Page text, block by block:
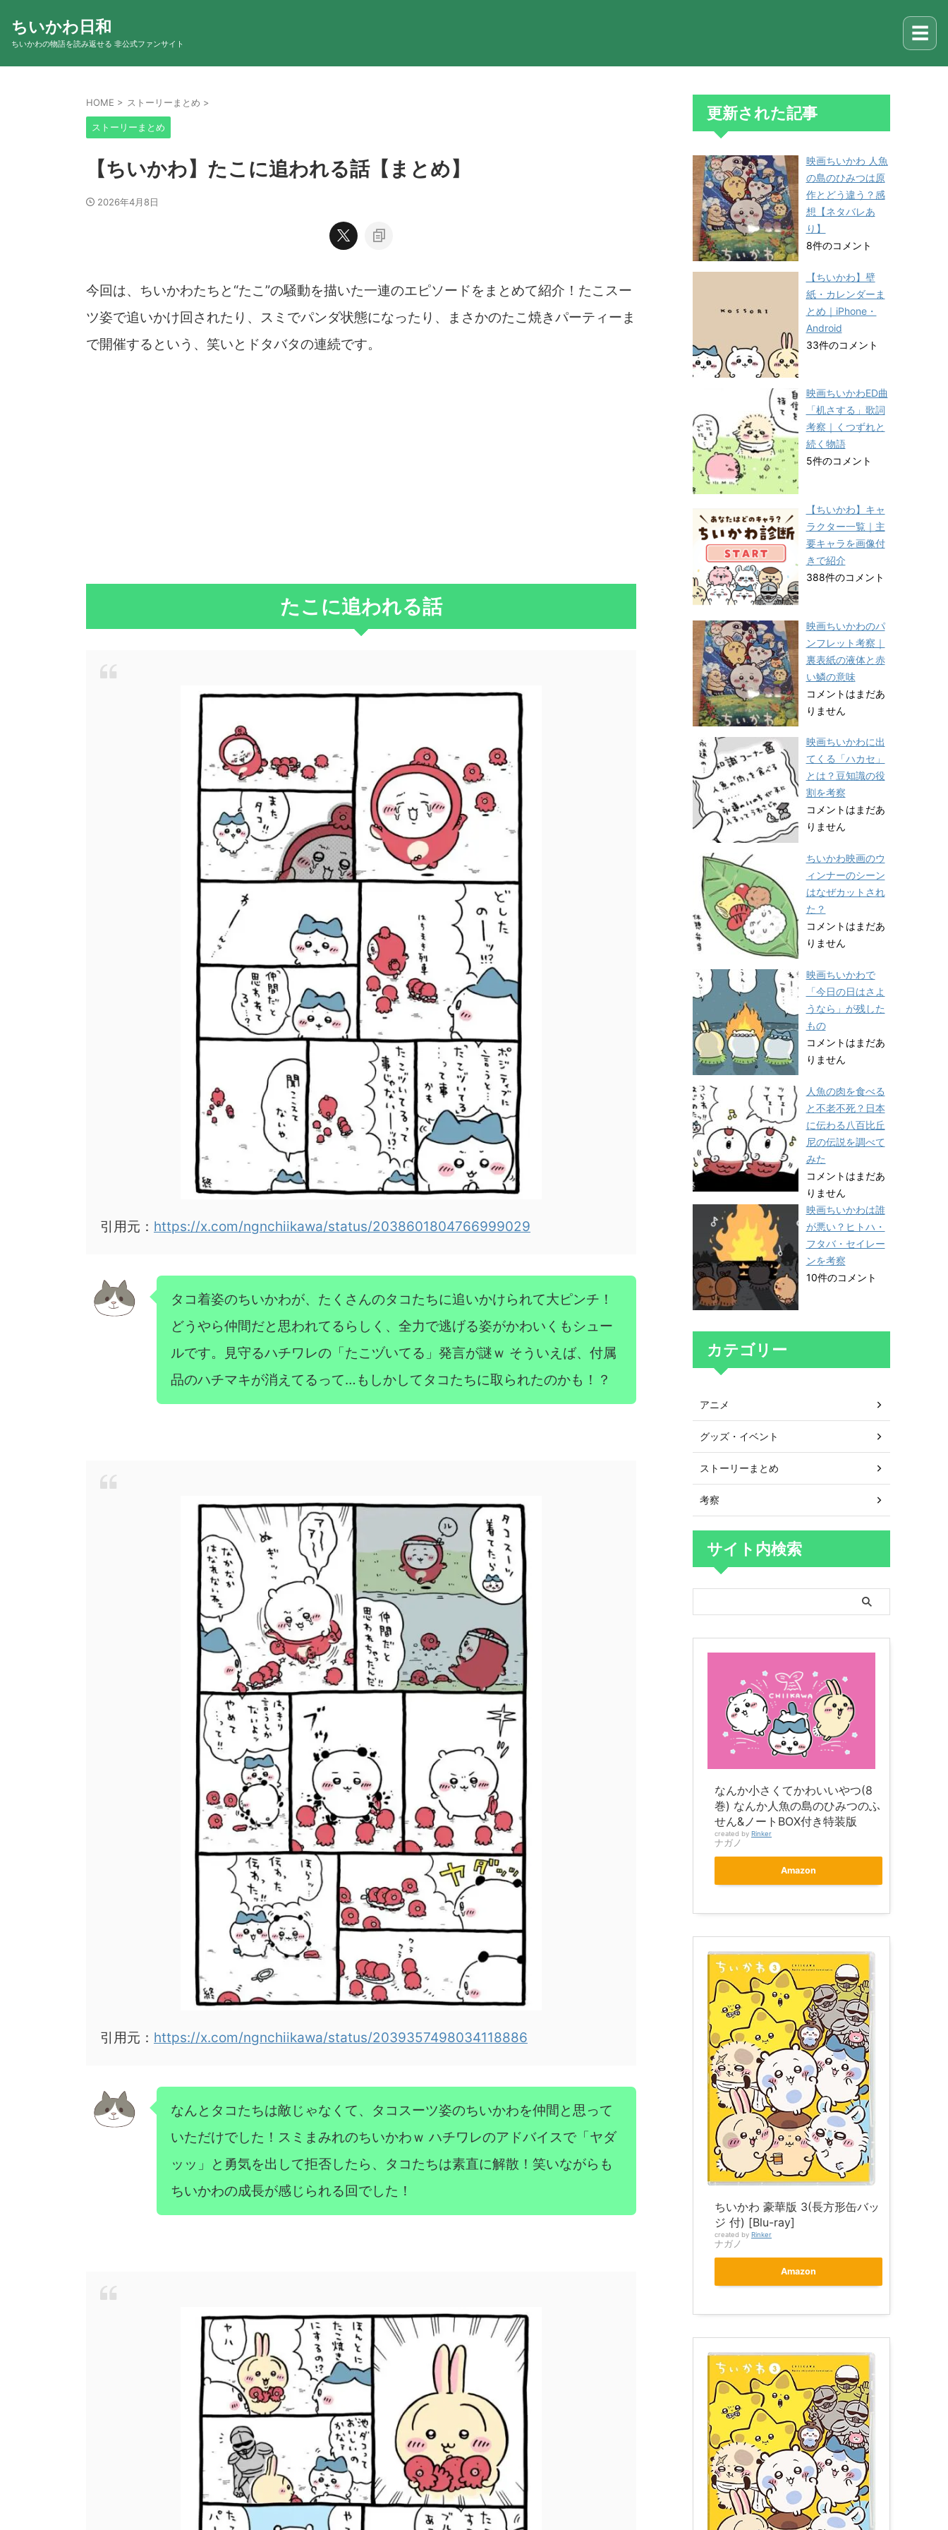
ちいかわ日和
ちいかわの物語を読み返せる 非公式ファンサイト ☰
HOME > ストーリーまとめ >
ストーリーまとめ
【ちいかわ】たこに追われる話【まとめ】
2026年4月8日
今回は、ちいかわたちと“たこ”の騒動を描いた一連のエピソードをまとめて紹介！たこスー
ツ姿で追いかけ回されたり、スミでパンダ状態になったり、まさかのたこ焼きパーティーま
で開催するという、笑いとドタバタの連続です。
たこに追われる話
引用元： https://x.com/ngnchiikawa/status/2038601804766999029
タコ着姿のちいかわが、たくさんのタコたちに追いかけられて大ピンチ！
どうやら仲間だと思われてるらしく、全力で逃げる姿がかわいくもシュー
ルです。見守るハチワレの「たこヅいてる」発言が謎ｗ そういえば、付属
品のハチマキが消えてるって…もしかしてタコたちに取られたのかも！？
引用元： https://x.com/ngnchiikawa/status/2039357498034118886
なんとタコたちは敵じゃなくて、タコスーツ姿のちいかわを仲間と思って
いただけでした！スミまみれのちいかわｗ ハチワレのアドバイスで「ヤダ
ッッ」と勇気を出して拒否したら、タコたちは素直に解散！笑いながらも
ちいかわの成長が感じられる回でした！
更新された記事
映画ちいかわ 人魚
の島のひみつは原
作とどう違う？感
想【ネタバレあ
り】
8件のコメント
【ちいかわ】壁
紙・カレンダーま
とめ｜iPhone・
Android
33件のコメント
映画ちいかわED曲
「机さする」歌詞
考察｜くつずれと
続く物語
5件のコメント
【ちいかわ】キャ
ラクター一覧｜主
要キャラを画像付
きで紹介
388件のコメント
映画ちいかわのパ
ンフレット考察｜
裏表紙の液体と赤
い鱗の意味
コメントはまだあ
りません
映画ちいかわに出
てくる「ハカセ」
とは？豆知識の役
割を考察
コメントはまだあ
りません
ちいかわ映画のウ
ィンナーのシーン
はなぜカットされ
た？
コメントはまだあ
りません
映画ちいかわで
「今日の日はさよ
うなら」が残した
もの
コメントはまだあ
りません
人魚の肉を食べる
と不老不死？日本
に伝わる八百比丘
尼の伝説を調べて
みた
コメントはまだあ
りません
映画ちいかわは誰
が悪い？ヒトハ・
フタバ・セイレー
ンを考察
10件のコメント
カテゴリー
アニメ
グッズ・イベント
ストーリーまとめ
考察
サイト内検索
なんか小さくてかわいいやつ(8
巻) なんか人魚の島のひみつのふ
せん&ノートBOX付き特装版
created by Rinker
ナガノ
Amazon
ちいかわ 豪華版 3(長方形缶バッ
ジ 付) [Blu-ray]
created by Rinker
ナガノ
Amazon